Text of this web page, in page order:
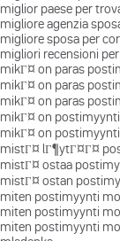
miglior paese per
migliore agenzia
migliore sposa per
migliori recensioni
mikГ¤ on paras
mikГ¤ on paras
mikГ¤ on paras
mikГ¤ on
mikГ¤ on
mistГ¤ lГ¶ytГ¤Г¤
mistГ¤ ostaa
mistГ¤ ostan
miten postimyynti
miten postimyynti
miten postimyynti